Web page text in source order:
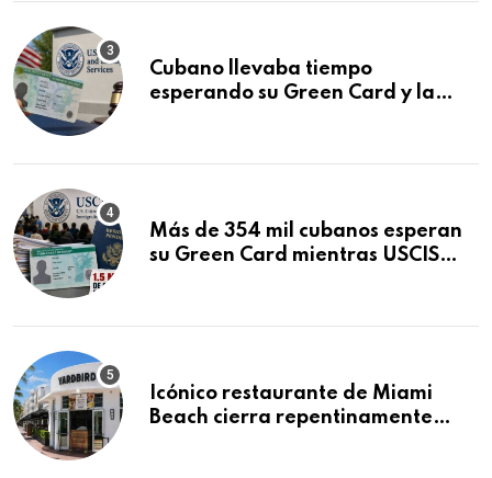
Cubano llevaba tiempo
esperando su Green Card y la
Más de 354 mil cubanos esperan
su Green Card mientras USCIS
Icónico restaurante de Miami
Beach cierra repentinamente